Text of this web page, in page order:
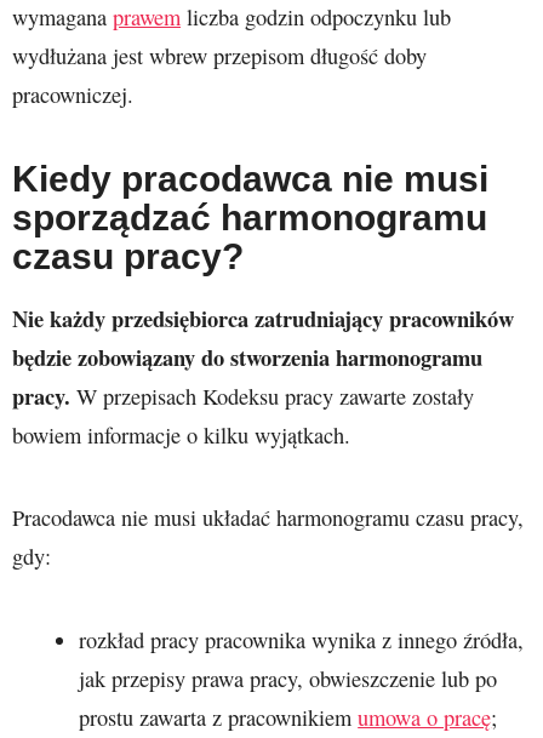
wymagana prawem liczba godzin odpoczynku lub
wydłużana jest wbrew przepisom długość doby
pracowniczej.
Kiedy pracodawca nie musi
sporządzać harmonogramu
czasu pracy?
Nie każdy przedsiębiorca zatrudniający pracowników
będzie zobowiązany do stworzenia harmonogramu
pracy. W przepisach Kodeksu pracy zawarte zostały
bowiem informacje o kilku wyjątkach.
Pracodawca nie musi układać harmonogramu czasu pracy,
gdy:
rozkład pracy pracownika wynika z innego źródła,
jak przepisy prawa pracy, obwieszczenie lub po
prostu zawarta z pracownikiemumowa o pracę;